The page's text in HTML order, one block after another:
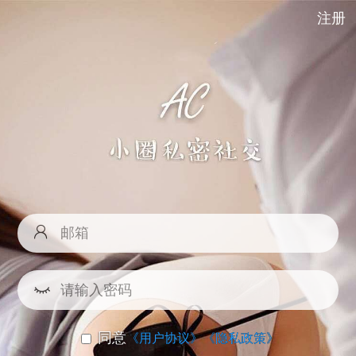
注册
同意《用户协议》《隐私政策》